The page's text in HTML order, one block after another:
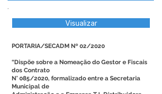
Visualizar
PORTARIA/SECADM Nº 02/2020
“Dispõe sobre a Nomeação do Gestor e Fiscais
dos Contrato
N° 085/2020, formalizado entre a Secretaria
Municipal de